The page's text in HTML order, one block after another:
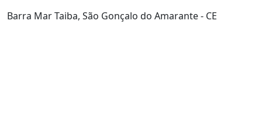
Barra Mar Taiba, São Gonçalo do Amarante - CE